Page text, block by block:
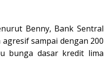
Benny, Bank Sentral
sampai dengan 200
bunga dasar kredit lima